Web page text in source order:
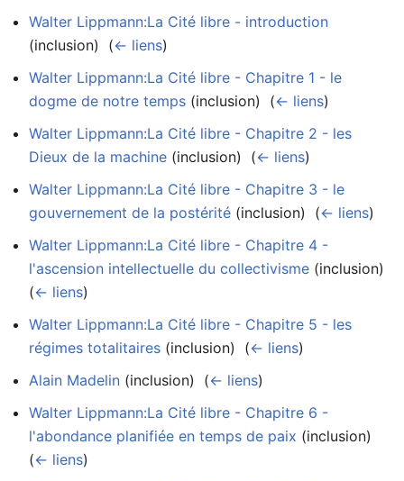
Walter Lippmann:La Cité libre - introduction
(inclusion) ‎ (← liens)
Walter Lippmann:La Cité libre - Chapitre 1 - le
dogme de notre temps (inclusion) ‎ (← liens)
Walter Lippmann:La Cité libre - Chapitre 2 - les
Dieux de la machine (inclusion) ‎ (← liens)
Walter Lippmann:La Cité libre - Chapitre 3 - le
gouvernement de la postérité (inclusion) ‎ (← liens)
Walter Lippmann:La Cité libre - Chapitre 4 -
l'ascension intellectuelle du collectivisme (inclusion) ‎
(← liens)
Walter Lippmann:La Cité libre - Chapitre 5 - les
régimes totalitaires (inclusion) ‎ (← liens)
Alain Madelin (inclusion) ‎ (← liens)
Walter Lippmann:La Cité libre - Chapitre 6 -
l'abondance planifiée en temps de paix (inclusion) ‎
(← liens)